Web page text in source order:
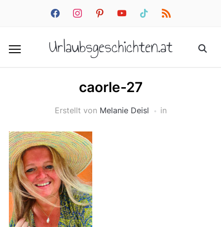
facebookinstagrampinterestyoutube tiktok rss
Urlaubsgeschichten.at
caorle-27
Erstellt von Melanie Deisl in